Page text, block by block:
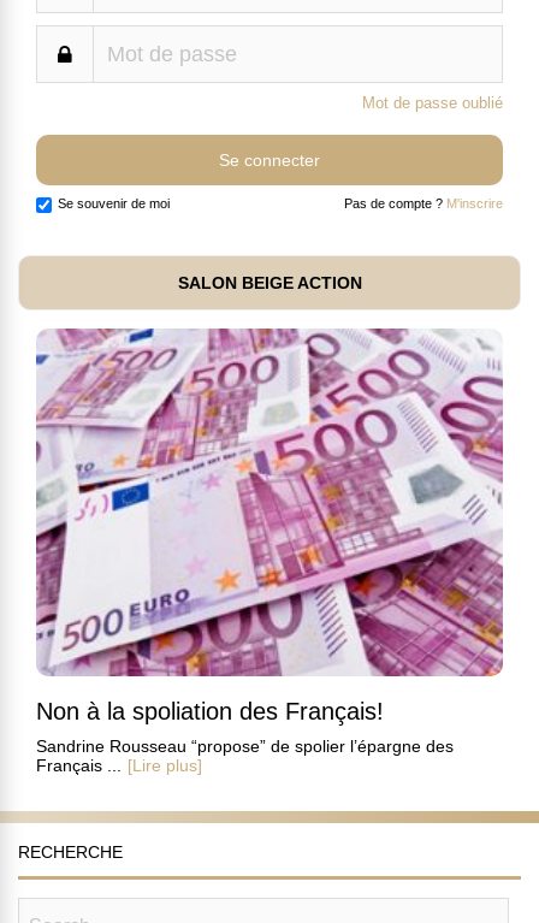
Mot de passe oublié
Se souvenir de moi Pas de compte ? M'inscrire
SALON BEIGE ACTION
Non à la spoliation des Français!
Sandrine Rousseau “propose” de spolier l’épargne des
Français ...
[Lire plus]
RECHERCHE